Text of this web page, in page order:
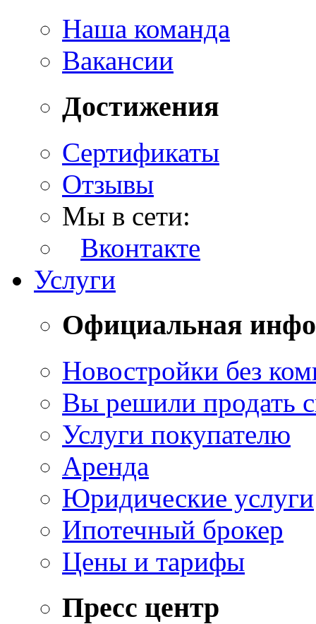
Наша команда
Вакансии
Достижения
Сертификаты
Отзывы
Мы в сети:
Вконтакте
Услуги
Официальная
Новостройки без
Вы решили продать
Услуги покупателю
Аренда
Юридические услуги
Ипотечный брокер
Цены и тарифы
Пресс центр